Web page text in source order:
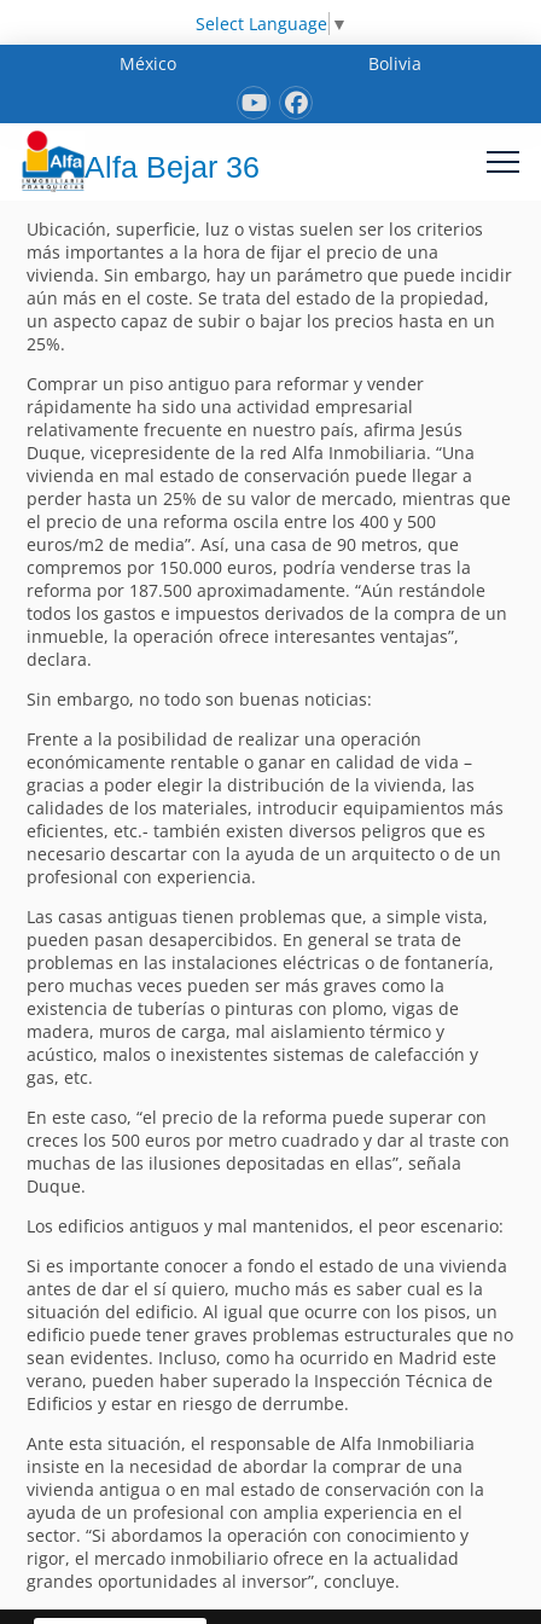
Select Language ▼
México
Bolivia
Alfa Bejar 36
Ubicación, superficie, luz o vistas suelen ser los criterios
más importantes a la hora de fijar el precio de una
vivienda. Sin embargo, hay un parámetro que puede incidir
aún más en el coste. Se trata del estado de la propiedad,
un aspecto capaz de subir o bajar los precios hasta en un
25%.
Comprar un piso antiguo para reformar y vender
rápidamente ha sido una actividad empresarial
relativamente frecuente en nuestro país, afirma Jesús
Duque, vicepresidente de la red Alfa Inmobiliaria. “Una
vivienda en mal estado de conservación puede llegar a
perder hasta un 25% de su valor de mercado, mientras que
el precio de una reforma oscila entre los 400 y 500
euros/m2 de media”. Así, una casa de 90 metros, que
compremos por 150.000 euros, podría venderse tras la
reforma por 187.500 aproximadamente. “Aún restándole
todos los gastos e impuestos derivados de la compra de un
inmueble, la operación ofrece interesantes ventajas”,
declara.
Sin embargo, no todo son buenas noticias:
Frente a la posibilidad de realizar una operación
económicamente rentable o ganar en calidad de vida –
gracias a poder elegir la distribución de la vivienda, las
calidades de los materiales, introducir equipamientos más
eficientes, etc.- también existen diversos peligros que es
necesario descartar con la ayuda de un arquitecto o de un
profesional con experiencia.
Las casas antiguas tienen problemas que, a simple vista,
pueden pasan desapercibidos. En general se trata de
problemas en las instalaciones eléctricas o de fontanería,
pero muchas veces pueden ser más graves como la
existencia de tuberías o pinturas con plomo, vigas de
madera, muros de carga, mal aislamiento térmico y
acústico, malos o inexistentes sistemas de calefacción y
gas, etc.
En este caso, “el precio de la reforma puede superar con
creces los 500 euros por metro cuadrado y dar al traste con
muchas de las ilusiones depositadas en ellas”, señala
Duque.
Los edificios antiguos y mal mantenidos, el peor escenario:
Si es importante conocer a fondo el estado de una vivienda
antes de dar el sí quiero, mucho más es saber cual es la
situación del edificio. Al igual que ocurre con los pisos, un
edificio puede tener graves problemas estructurales que no
sean evidentes. Incluso, como ha ocurrido en Madrid este
verano, pueden haber superado la Inspección Técnica de
Edificios y estar en riesgo de derrumbe.
Ante esta situación, el responsable de Alfa Inmobiliaria
insiste en la necesidad de abordar la comprar de una
vivienda antigua o en mal estado de conservación con la
ayuda de un profesional con amplia experiencia en el
sector. “Si abordamos la operación con conocimiento y
rigor, el mercado inmobiliario ofrece en la actualidad
grandes oportunidades al inversor”, concluye.